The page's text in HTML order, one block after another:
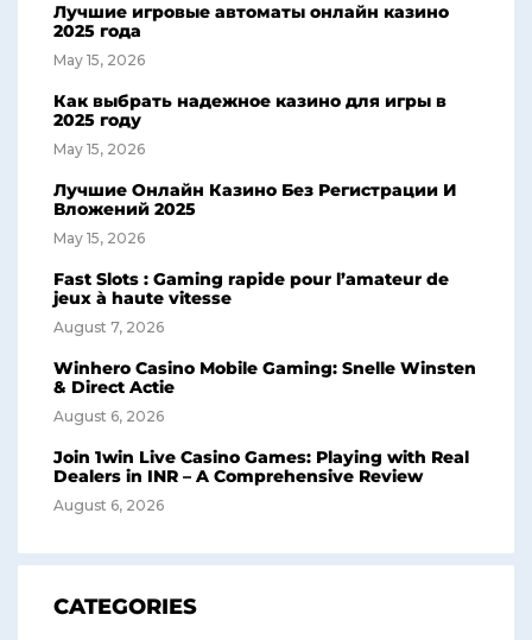
Лучшие игровые автоматы онлайн казино
2025 года
May 15, 2026
Как выбрать надежное казино для игры в
2025 году
May 15, 2026
Лучшие Онлайн Казино Без Регистрации И
Вложений 2025
May 15, 2026
Fast Slots : Gaming rapide pour l’amateur de
jeux à haute vitesse
August 7, 2026
Winhero Casino Mobile Gaming: Snelle Winsten
& Direct Actie
August 6, 2026
Join 1win Live Casino Games: Playing with Real
Dealers in INR – A Comprehensive Review
August 6, 2026
CATEGORIES